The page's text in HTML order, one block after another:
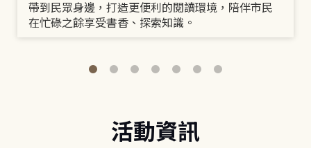
帶到民眾身邊，打造更便利的閱讀環境，陪伴市民
在忙碌之餘享受書香、探索知識。
活動資訊